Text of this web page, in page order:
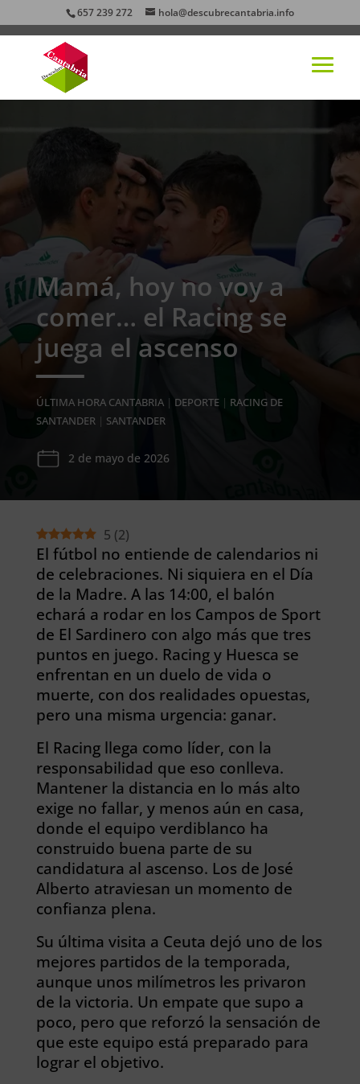
657 239 272 hola@descubrecantabria.info
Mamá, hoy no voy a
comer… el Racing se
juega el ascenso
ÚLTIMA HORA CANTABRIA| DEPORTE| RACING DE
SANTANDER| SANTANDER
2 de mayo de 2026
5 (2)
El fútbol no entiende de calendarios ni
de celebraciones. Ni siquiera en el Día
de la Madre. A las 14:00, el balón
echará a rodar en los Campos de Sport
de El Sardinero con algo más que tres
puntos en juego. Racing y Huesca se
enfrentan en un duelo de vida o
muerte, con dos realidades opuestas,
pero una misma urgencia: ganar.
El Racing llega como líder, con la
responsabilidad que eso conlleva.
Mantener la distancia en lo más alto
exige no fallar, y menos aún en casa,
donde el equipo verdiblanco ha
construido buena parte de su
candidatura al ascenso. Los de José
Alberto atraviesan un momento de
confianza plena.
Su última visita a Ceuta dejó uno de los
mejores partidos de la temporada,
aunque unos milímetros les privaron
de la victoria. Un empate que supo a
poco, pero que reforzó la sensación de
que este equipo está preparado para
lograr el objetivo.